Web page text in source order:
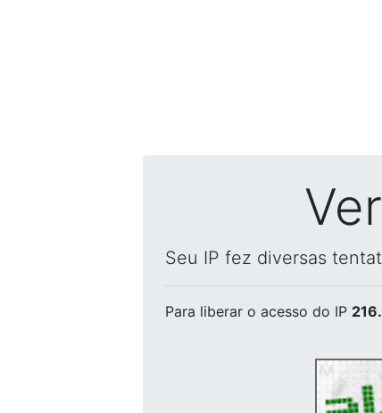
Seu IP fez diversas
Para liberar o acesso do IP